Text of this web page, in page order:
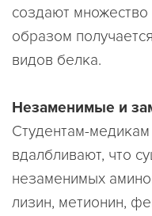
создают
образом
видов белка.
Незаменимые и
Студентам-
вдалбливают, что
незаменимых
лизин, метионин,